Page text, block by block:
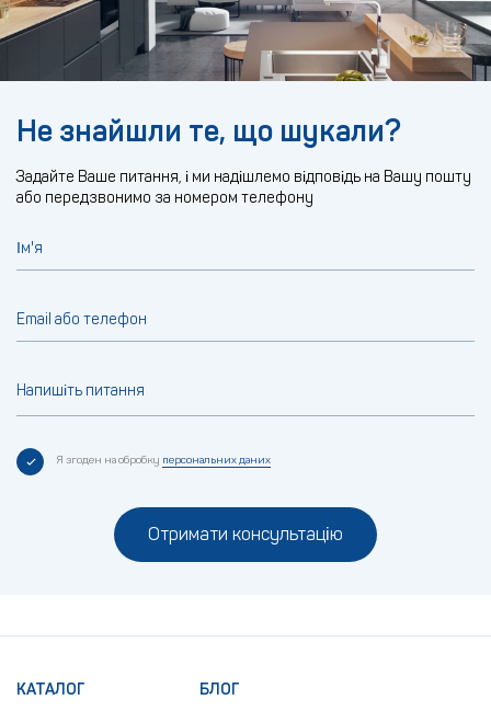
Не знайшли те, що шукали?
Задайте Ваше питання, і ми надішлемо відповідь на Вашу пошту
або передзвонимо за номером телефону
Ім'я
Email або телефон
Напишіть питання
Я згоден на обробку персональних даних
Отримати консультацію
КАТАЛОГ БЛОГ